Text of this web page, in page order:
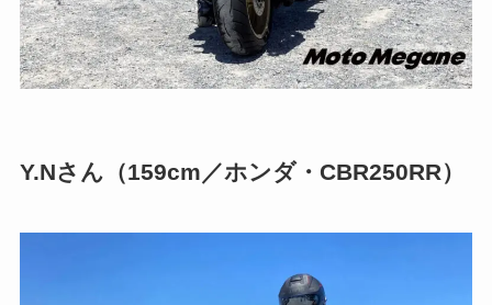
Y.Nさん（159cm／ホンダ・CBR250RR）